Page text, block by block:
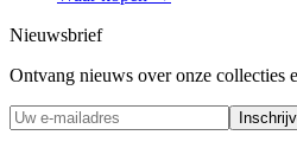
Nieuwsbrief
Ontvang nieuws over onze collecties